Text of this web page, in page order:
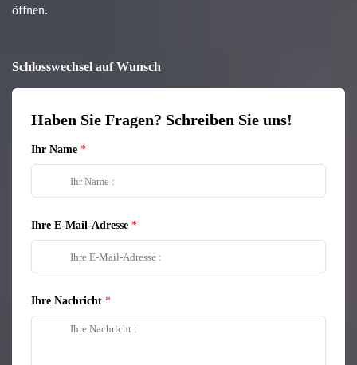
öffnen.
Schlosswechsel auf Wunsch
Haben Sie Fragen? Schreiben Sie uns!
Ihr Name
Ihre E-Mail-Adresse
Ihre Nachricht